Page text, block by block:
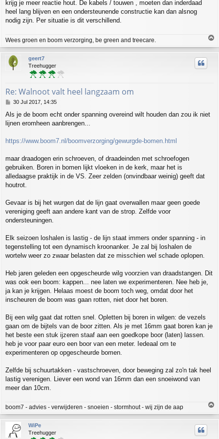
krijg je meer reactie hout. De kabels / touwen , moeten dan inderdaad
heel lang blijven en een ondersteunende constructie kan dan alsnog
nodig zijn. Per situatie is dit verschillend.
Wees groen en boom verzorging, be green and treecare.
p
geert7
Treehugger
Re: Walnoot valt heel langzaam om
P
s
t
30 Jul 2017, 14:35
Als je de boom echt onder spanning overeind wilt houden dan zou ik niet
lijnen eromheen aanbrengen...
https://www.boom7.nl/boomverzorging/gewurgde-bomen.html
maar draadogen erin schroeven, of draadeinden met schroefogen
gebruiken. Boren in bomen lijkt vloeken in de kerk, maar het is
alledaagse praktijk in de VS. Zeer zelden (onvindbaar weinig) geeft dat
houtrot.
Gevaar is bij het wurgen dat de lijn gaat overwallen maar geen goede
vereniging geeft aan andere kant van de strop. Zelfde voor
ondersteuningen.
Elk seizoen loshalen is lastig - de lijn staat immers onder spanning - in
tegenstelling tot een dynamisch kroonanker. Je zal bij loshalen de
wortelw weer zo zwaar belasten dat ze misschien wel schade oplopen.
Heb jaren geleden een opgescheurde wilg voorzien van draadstangen. Dit
was ook een boom: kappen... nee laten we experimenteren. Nee heb je,
ja kan je krijgen. Helaas moest de boom toch weg, omdat door het
inscheuren de boom was gaan rotten, niet door het boren.
Bij een wilg gaat dat rotten snel. Opletten bij boren in wilgen: de vezels
gaan om de bijtels van de boor zitten. Als je met 16mm gaat boren kan je
het beste een stuk ijzeren staaf aan een goedkope boor (laten) lassen.
heb je voor paar euro een boor van een meter. Iedeaal om te
experimenteren op opgescheurde bomen.
Zelfde bij schuurtakken - vastschroeven, door beweging zal zo'n tak heel
lastig verenigen. Liever een wond van 16mm dan een snoeiwond van
meer dan 10cm.
boom7 - advies - verwijderen - snoeien - stormhout - wij zijn de aap
o
p
WiPe
Treehugger